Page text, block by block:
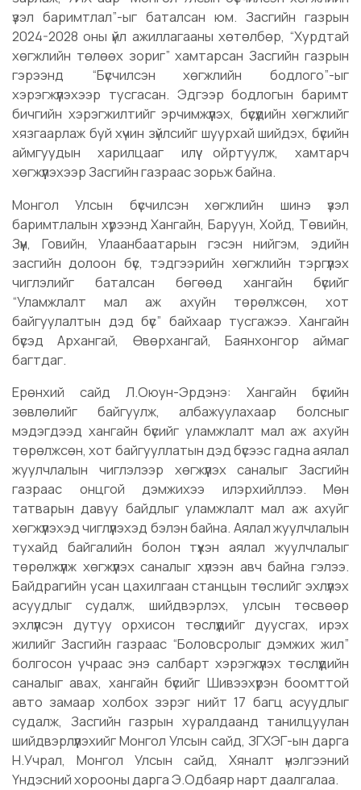
үзэл баримтлал”-ыг баталсан юм. Засгийн газрын
2024-2028 оны үйл ажиллагааны хөтөлбөр, “Хурдтай
хөгжлийн төлөөх зориг” хамтарсан Засгийн газрын
гэрээнд “Бүсчилсэн хөгжлийн бодлого”-ыг
хэрэгжүүлэхээр тусгасан. Эдгээр бодлогын баримт
бичгийн хэрэгжилтийг эрчимжүүлэх, бүсүүдийн хөгжлийг
хязгаарлаж буй хүчин зүйлсийг шуурхай шийдэх, бүсийн
аймгуудын харилцааг илүү ойртуулж, хамтарч
хөгжүүлэхээр Засгийн газраас зорьж байна.
Монгол Улсын бүсчилсэн хөгжлийн шинэ үзэл
баримтлалын хүрээнд Хангайн, Баруун, Хойд, Төвийн,
Зүүн, Говийн, Улаанбаатарын гэсэн нийгэм, эдийн
засгийн долоон бүс, тэдгээрийн хөгжлийн тэргүүлэх
чиглэлийг баталсан бөгөөд хангайн бүсийг
“Уламжлалт мал аж ахуйн төрөлжсөн, хот
байгуулалтын дэд бүс” байхаар тусгажээ. Хангайн
бүсэд Архангай, Өвөрхангай, Баянхонгор аймаг
багтдаг.
Ерөнхий сайд Л.Оюун-Эрдэнэ: Хангайн бүсийн
зөвлөлийг байгуулж, албажуулахаар болсныг
мэдэгдээд хангайн бүсийг уламжлалт мал аж ахуйн
төрөлжсөн, хот байгууллатын дэд бүсээс гадна аялал
жуулчлалын чиглэлээр хөгжүүлэх саналыг Засгийн
газраас онцгой дэмжихээ илэрхийллээ. Мөн
татварын давуу байдлыг уламжлалт мал аж ахуйг
хөгжүүлэхэд чиглүүлэхэд бэлэн байна. Аялал жуулчлалын
тухайд байгалийн болон түүхэн аялал жуулчлалыг
төрөлжүүлж хөгжүүлэх саналыг хүлээн авч байна гэлээ.
Байдрагийн усан цахилгаан станцын төслийг эхлүүлэх
асуудлыг судалж, шийдвэрлэх, улсын төсвөөр
эхлүүлсэн дутуу орхисон төслүүдийг дуусгах, ирэх
жилийг Засгийн газраас “Боловсролыг дэмжих жил”
болгосон учраас энэ салбарт хэрэгжүүлэх төслүүдийн
саналыг авах, хангайн бүсийг Шивээхүрэн боомттой
авто замаар холбох зэрэг нийт 17 багц асуудлыг
судалж, Засгийн газрын хуралдаанд танилцуулан
шийдвэрлүүлэхийг Монгол Улсын сайд, ЗГХЭГ-ын дарга
Н.Учрал, Монгол Улсын сайд, Хяналт үнэлгээний
Үндэсний хорооны дарга Э.Одбаяр нарт даалгалаа.